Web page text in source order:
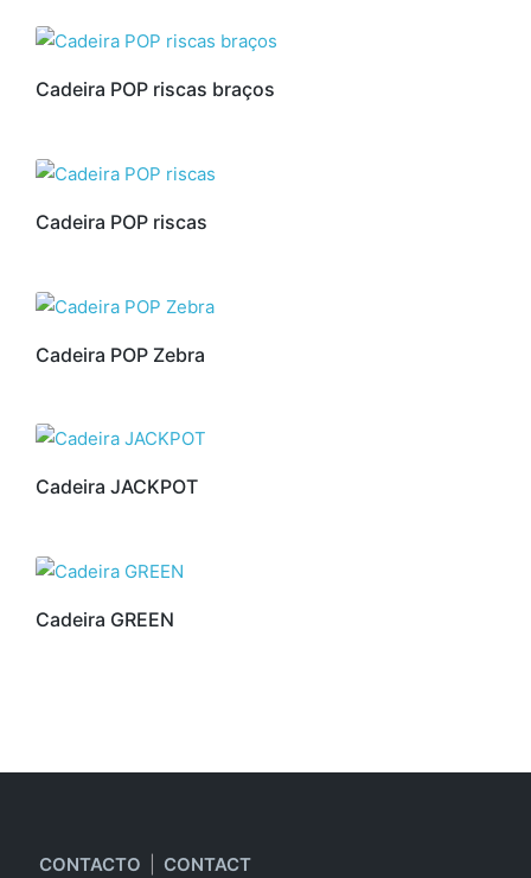
Cadeira POP riscas braços
Cadeira POP riscas
Cadeira POP Zebra
Cadeira JACKPOT
Cadeira GREEN
CONTACTO
CONTACT